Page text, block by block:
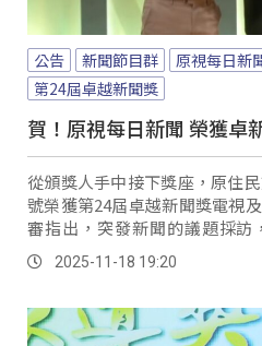
公告 新聞節目群 原視每日新
第24屆卓越新聞獎
賀！原視每日新聞 榮獲卓
從頒獎人手中接下獎座，原住
號榮獲第24屆卓越新聞獎電視
審指出，突發新聞的議題採訪
力，在時間與空間的侷限之下
調度的努力。
2025-11-18 19:20